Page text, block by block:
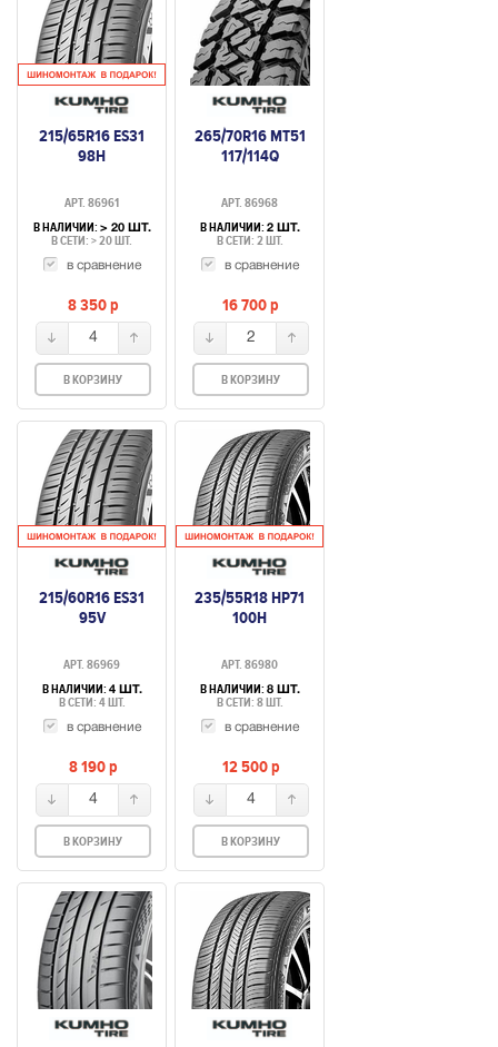
215/65R16 ES31
98H
АРТ. 86961
В НАЛИЧИИ: > 20 ШТ.
В СЕТИ: > 20 ШТ.
в сравнение
8 350p
4
В КОРЗИНУ
265/70R16 MT51
117/114Q
АРТ. 86968
В НАЛИЧИИ: 2 ШТ.
В СЕТИ: 2 ШТ.
в сравнение
16 700p
2
В КОРЗИНУ
215/60R16 ES31
95V
АРТ. 86969
В НАЛИЧИИ: 4 ШТ.
В СЕТИ: 4 ШТ.
в сравнение
8 190p
4
В КОРЗИНУ
235/55R18 HP71
100H
АРТ. 86980
В НАЛИЧИИ: 8 ШТ.
В СЕТИ: 8 ШТ.
в сравнение
12 500p
4
В КОРЗИНУ